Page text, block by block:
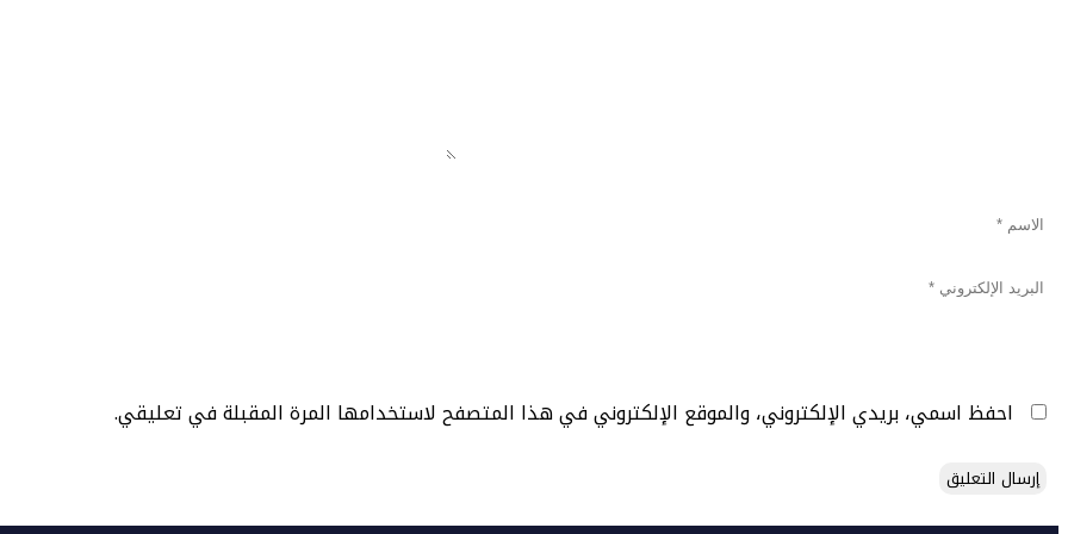
احفظ اسمي، بريدي الإلكتروني، والموقع الإلكتروني في هذا المتصفح لاستخدامها المرة المقبلة في تعليقي.